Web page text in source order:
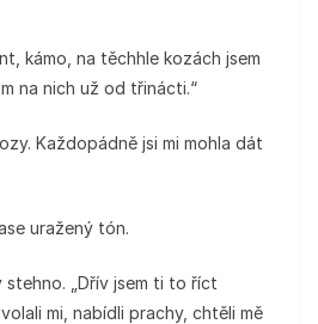
kámo, na těchhle kozách jsem
na nich už od třinácti.“
Každopádně jsi mi mohla dát
uražený tón.
„Dřív jsem ti to říct
mi, nabídli prachy, chtěli mě